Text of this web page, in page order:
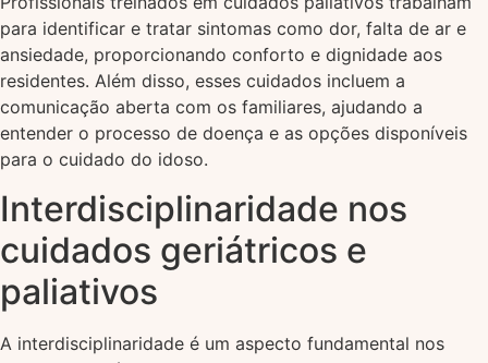
para identificar e tratar sintomas como dor, falta de ar e
ansiedade, proporcionando conforto e dignidade aos
residentes. Além disso, esses cuidados incluem a
comunicação aberta com os familiares, ajudando a
entender o processo de doença e as opções disponíveis
para o cuidado do idoso.
Interdisciplinaridade nos
cuidados geriátricos e
paliativos
A interdisciplinaridade é um aspecto fundamental nos